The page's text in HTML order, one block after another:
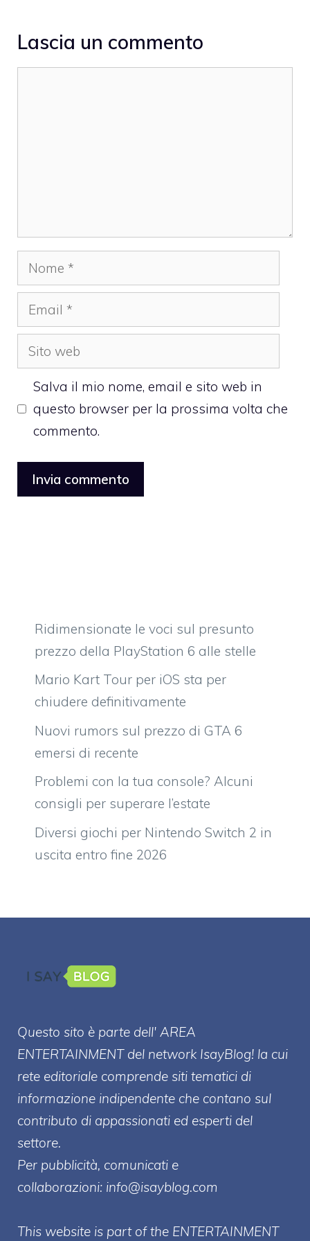
Lascia un commento
Nome
Email
Sito
web
Salva il mio nome, email e sito web in
questo browser per la prossima volta che
commento.
Ridimensionate le voci sul presunto
prezzo della PlayStation 6 alle stelle
Mario Kart Tour per iOS sta per
chiudere definitivamente
Nuovi rumors sul prezzo di GTA 6
emersi di recente
Problemi con la tua console? Alcuni
consigli per superare l’estate
Diversi giochi per Nintendo Switch 2 in
uscita entro fine 2026
Questo sito è parte dell' AREA
ENTERTAINMENT del network IsayBlog! la cui
rete editoriale comprende siti tematici di
informazione indipendente che contano sul
contributo di appassionati ed esperti del
settore.
Per pubblicità, comunicati e
collaborazioni: info@isayblog.com
This website is part of the ENTERTAINMENT